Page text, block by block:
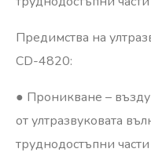
Предимства на
CD-4820:
● Проникване –
от ултразвуковата
труднодостъпни